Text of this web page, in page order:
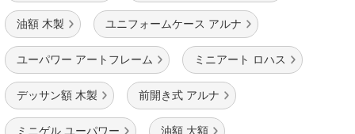
油額 木製 ユニフォームケース アルナ
ユーパワー アートフレーム ミニアート ロハス
デッサン額 木製 前開き式 アルナ
ミニゲル ユーパワー 油額 大額